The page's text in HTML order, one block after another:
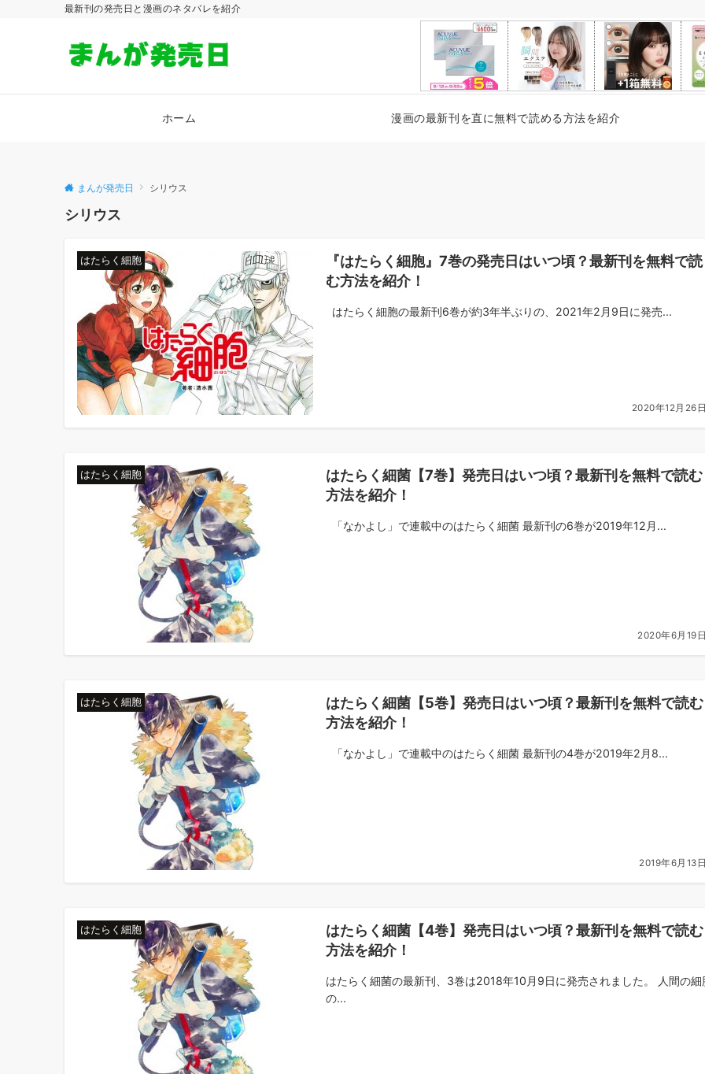
最新刊の発売日と漫画のネタバレを紹介
ホーム 漫画の最新刊を直に無料で読める方法を紹介
まんが発売日 シリウス
シリウス
はたらく細胞
『はたらく細胞』7巻の発売日はいつ頃？最新刊を無料で読
む方法を紹介！
はたらく細胞の最新刊6巻が約3年半ぶりの、2021年2月9日に発売...
2020年12月26
はたらく細胞
はたらく細菌【7巻】発売日はいつ頃？最新刊を無料で読む
方法を紹介！
「なかよし」で連載中のはたらく細菌 最新刊の6巻が2019年12月...
2020年6月19
はたらく細胞
はたらく細菌【5巻】発売日はいつ頃？最新刊を無料で読む
方法を紹介！
「なかよし」で連載中のはたらく細菌 最新刊の4巻が2019年2月8...
2019年6月13
はたらく細胞
はたらく細菌【4巻】発売日はいつ頃？最新刊を無料で読む
方法を紹介！
はたらく細菌の最新刊、3巻は2018年10月9日に発売されました。 人間の細
の...